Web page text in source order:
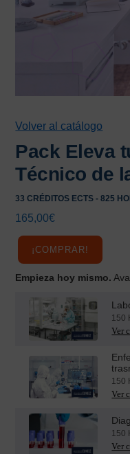
Volver al catálogo
Pack Eleva
Técnico de
33 CRÉDITOS ECTS - 825
165,00€
Empieza hoy mismo.
150
150
150
¡COMPRAR!